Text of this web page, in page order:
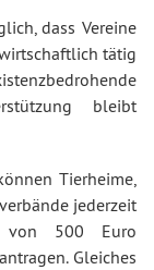
dass Vereine
tätig
bleibt
Tierheime,
jederzeit
von 500 Euro
Gleiches